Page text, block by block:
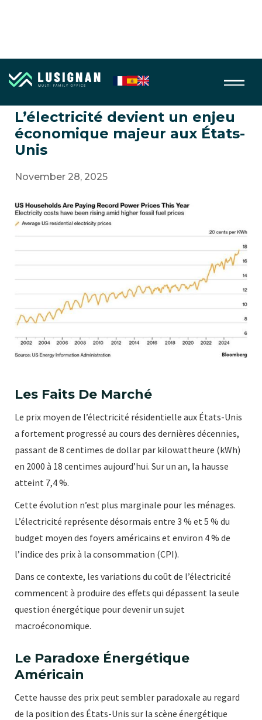
Energie
L’électricité devient un enjeu
économique majeur aux États-
Unis
November 28, 2025
Les Faits De Marché
Le prix moyen de l’électricité résidentielle aux États-Unis
a fortement progressé au cours des dernières décennies,
passant de 8 centimes de dollar par kilowattheure (kWh)
en 2000 à 18 centimes aujourd’hui. Sur un an, la hausse
atteint 7,4 %.
Cette évolution n’est plus marginale pour les ménages.
L’électricité représente désormais entre 3 % et 5 % du
budget moyen des foyers américains et environ 4 % de
l’indice des prix à la consommation (CPI).
Dans ce contexte, les variations du coût de l’électricité
commencent à produire des effets qui dépassent la seule
question énergétique pour devenir un sujet
macroéconomique.
Le Paradoxe Énergétique
Américain
Cette hausse des prix peut sembler paradoxale au regard
de la position des États-Unis sur la scène énergétique